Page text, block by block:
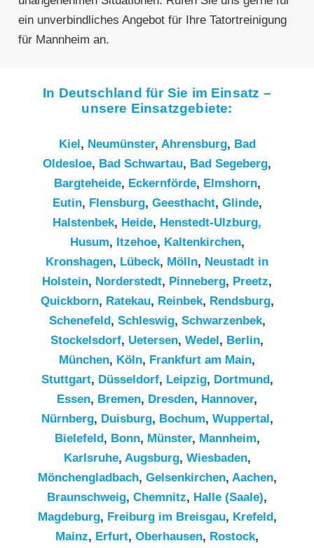
ein unverbindliches Angebot für Ihre Tatortreinigung
für Mannheim an.
In Deutschland für Sie im Einsatz –
unsere Einsatzgebiete:
Kiel, Neumünster, Ahrensburg, Bad
Oldesloe, Bad Schwartau, Bad Segeberg,
Bargteheide, Eckernförde, Elmshorn,
Eutin, Flensburg, Geesthacht, Glinde,
Halstenbek, Heide, Henstedt-Ulzburg,
Husum, Itzehoe, Kaltenkirchen,
Kronshagen, Lübeck, Mölln, Neustadt in
Holstein, Norderstedt, Pinneberg, Preetz,
Quickborn, Ratekau, Reinbek, Rendsburg,
Schenefeld, Schleswig, Schwarzenbek,
Stockelsdorf, Uetersen, Wedel, Berlin,
München, Köln, Frankfurt am Main,
Stuttgart, Düsseldorf, Leipzig, Dortmund,
Essen, Bremen, Dresden, Hannover,
Nürnberg, Duisburg, Bochum, Wuppertal,
Bielefeld, Bonn, Münster, Mannheim,
Karlsruhe, Augsburg, Wiesbaden,
Mönchengladbach, Gelsenkirchen, Aachen,
Braunschweig, Chemnitz⁠, Halle (Saale),
Magdeburg, Freiburg im Breisgau, Krefeld,
Mainz, Erfurt, Oberhausen, Rostock,